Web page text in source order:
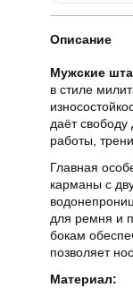
Описание
Мужские
в стиле
даёт
работы,
Главная
карманы с
для ремня и
бокам
позволяет
Материал: